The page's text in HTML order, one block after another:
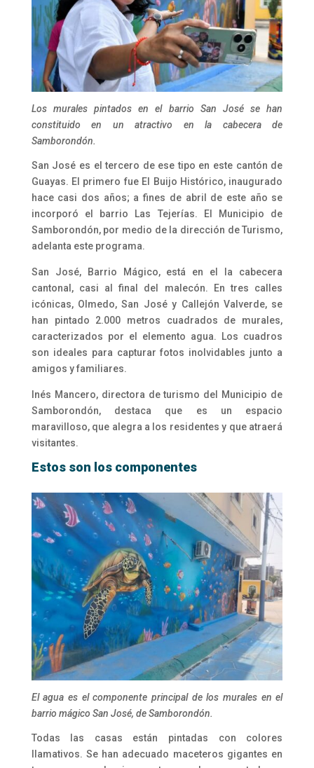
Los murales pintados en el barrio San José se han
constituido en un atractivo en la cabecera de
Samborondón.
San José es el tercero de ese tipo en este cantón de
Guayas. El primero fue El Buijo Histórico, inaugurado
hace casi dos años; a fines de abril de este año se
incorporó el barrio Las Tejerías. El Municipio de
Samborondón, por medio de la dirección de Turismo,
adelanta este programa.
San José, Barrio Mágico, está en el la cabecera
cantonal, casi al final del malecón. En tres calles
icónicas, Olmedo, San José y Callejón Valverde, se
han pintado 2.000 metros cuadrados de murales,
caracterizados por el elemento agua. Los cuadros
son ideales para capturar fotos inolvidables junto a
amigos y familiares.
Inés Mancero, directora de turismo del Municipio de
Samborondón, destaca que es un espacio
maravilloso, que alegra a los residentes y que atraerá
visitantes.
Estos son los componentes
El agua es el componente principal de los murales en el
barrio mágico San José, de Samborondón.
Todas las casas están pintadas con colores
llamativos. Se han adecuado maceteros gigantes en